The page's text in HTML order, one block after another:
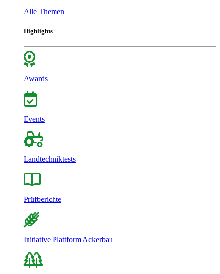
Alle Themen
Highlights
Awards
Events
Landtechniktests
Prüfberichte
Initiative Plattform Ackerbau